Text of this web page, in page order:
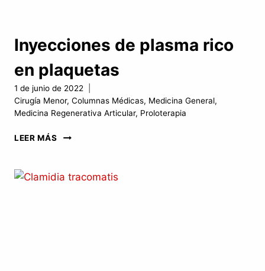
Inyecciones de plasma rico
en plaquetas
1 de junio de 2022
Cirugía Menor, Columnas Médicas, Medicina General,
Medicina Regenerativa Articular, Proloterapia
LEER MÁS
INYECCIONES
RICO